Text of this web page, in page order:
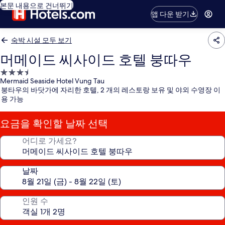
본문 내용으로 건너뛰기
앱 다운 받기
숙박 시설 모두 보기
머메이드 씨사이드 호텔 붕따우
3.5
성
급
숙
시
설
Mermaid Seaside Hotel Vung Tau
붕타우의 바닷가에 자리한 호텔, 2 개의 레스토랑 보유 및 야외 수영장 이
용 가능
요금을 확인할 날짜 선택
어디로 가세요?
날짜
인원 수